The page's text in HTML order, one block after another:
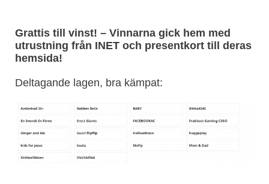
Grattis till vinst! – Vinnarna gick hem med
utrustning från INET och presentkort till deras
hemsida!
Deltagande lagen, bra kämpat: